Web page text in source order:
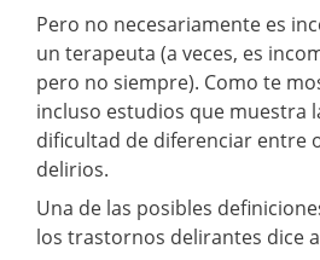
Pero no necesariamente es
un terapeuta (a veces, es
pero no siempre). Como te
incluso estudios que muestra
dificultad de diferenciar entre
delirios.
Una de las posibles
los trastornos delirantes dice